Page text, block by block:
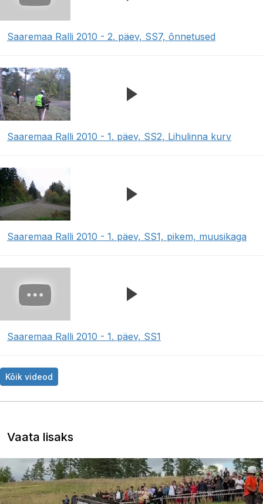
Saaremaa Ralli 2010 - 2. päev, SS7, õnnetused
Saaremaa Ralli 2010 - 1. päev, SS2, Lihulinna kurv
Saaremaa Ralli 2010 - 1. päev, SS1, pikem, muusikaga
Saaremaa Ralli 2010 - 1. päev, SS1
Kõik videod
Vaata lisaks